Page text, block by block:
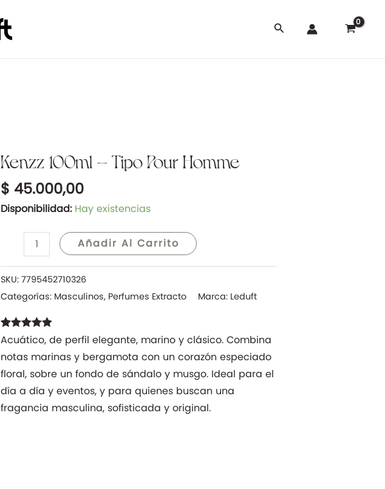
Buscar
Kenzz 100ml – Tipo Pour Homme
$ 45.000,00
Disponibilidad: Hay existencias
Kenzz
-
Tipo
Homme
cantidad
Añadir Al Carrito
SKU:7795452710326
Categorías: Masculinos, Perfumes Extracto Marca: Leduft
Valorado
con4.83de
5 en base a
24
de clientes
Acuático, de perfil elegante, marino y clásico. Combina
notas marinas y bergamota con un corazón especiado
floral, sobre un fondo de sándalo y musgo. Ideal para el
día a día y eventos, y para quienes buscan una
fragancia masculina, sofisticada y original.